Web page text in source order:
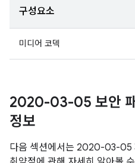
구성요소
미디어 코덱
2020-03-05 보안
정보
다음 섹션에서는 2020-03-05